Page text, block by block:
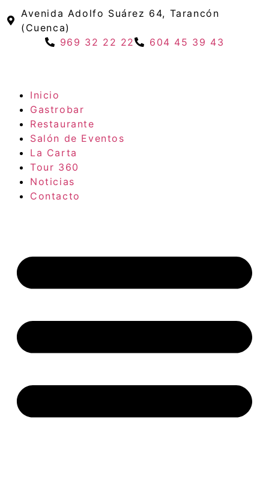
Avenida Adolfo Suárez 64, Tarancón
(Cuenca)
969 32 22 22
604 45 39 43
Inicio
Gastrobar
Restaurante
Salón de Eventos
La Carta
Tour 360
Noticias
Contacto